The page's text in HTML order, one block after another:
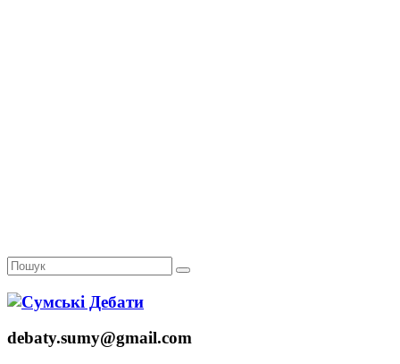
debaty.sumy@gmail.com